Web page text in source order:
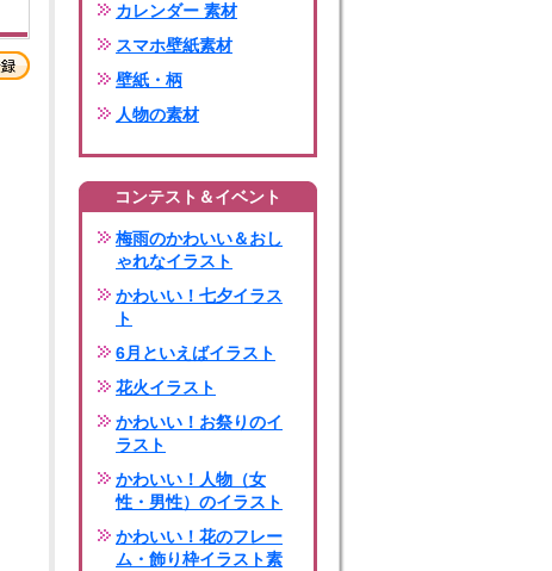
カレンダー 素材
スマホ壁紙素材
壁紙・柄
人物の素材
コンテスト＆イベント
梅雨のかわいい＆おし
ゃれなイラスト
かわいい！七夕イラス
ト
6月といえばイラスト
花火イラスト
かわいい！お祭りのイ
ラスト
かわいい！人物（女
性・男性）のイラスト
かわいい！花のフレー
ム・飾り枠イラスト素